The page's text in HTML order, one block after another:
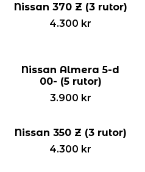
Nissan 370 Z (3 rutor)
4.300 kr
Nissan Almera 5-d
00- (5 rutor)
3.900 kr
Nissan 350 Z (3 rutor)
4.300 kr